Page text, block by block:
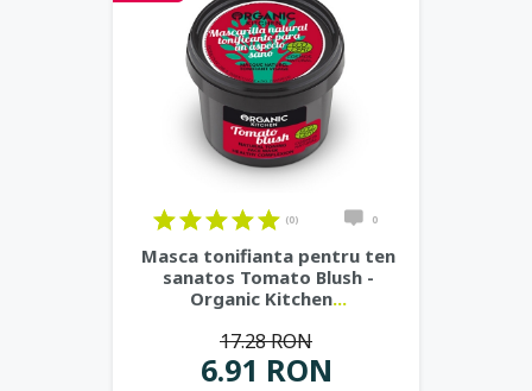
(0) 0
Masca tonifianta pentru ten
sanatos Tomato Blush -
Organic Kitchen...
6.91 RON
17.28 RON